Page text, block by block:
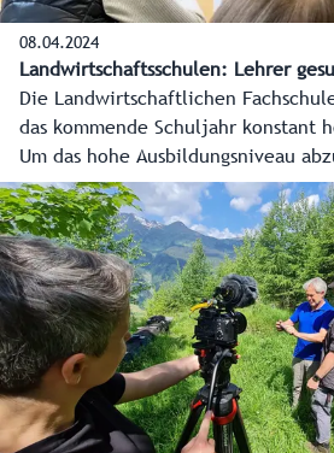
08.04.2024
Landwirtschaftsschulen: Lehrer
Die Landwirtschaftlichen
das kommende Schuljahr konstant
Um das hohe Ausbildungsniveau
derzeit zehn bis 15 neue
Landwirtschaftsschulen gesucht.